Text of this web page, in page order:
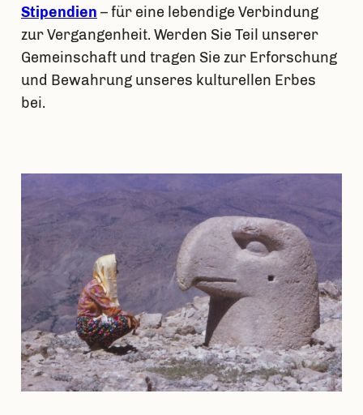
Stipendien – für eine lebendige Verbindung
zur Vergangenheit. Werden Sie Teil unserer
Gemeinschaft und tragen Sie zur Erforschung
und Bewahrung unseres kulturellen Erbes
bei.